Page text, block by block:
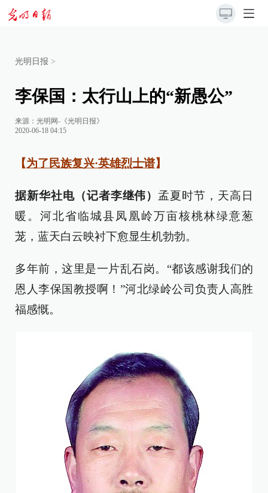
光明日报 >
李保国：太行山上的“新愚公”
来源： 光明网-《光明日报》
2020-06-18 04:15
【为了民族复兴·英雄烈士谱】
据新华社电（记者李继伟） 孟夏时节，天高日
暖。河北省临城县凤凰岭万亩核桃林绿意葱
茏，蓝天白云映衬下愈显生机勃勃。
多年前，这里是一片乱石岗。“都该感谢我们的
恩人李保国教授啊！”河北绿岭公司负责人高胜
福感慨。